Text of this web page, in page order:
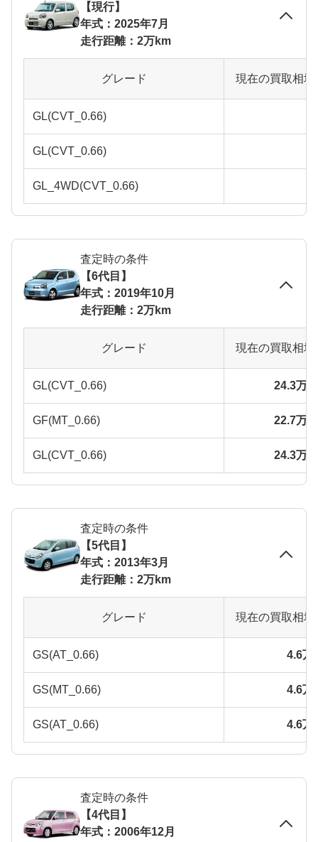
【現行】
年式：2025年7月
走行距離：2万km
グレード 現在の買取相
GL(CVT_0.66)
GL(CVT_0.66)
GL_4WD(CVT_0.66)
査定時の条件
【6代目】
年式：2019年10月
走行距離：2万km
グレード 現在の買取相
GL(CVT_0.66) 24.3万
GF(MT_0.66) 22.7万
GL(CVT_0.66) 24.3万
査定時の条件
【5代目】
年式：2013年3月
走行距離：2万km
グレード 現在の買取相
GS(AT_0.66) 4.6万
GS(MT_0.66) 4.6万
GS(AT_0.66) 4.6万
査定時の条件
【4代目】
年式：2006年12月